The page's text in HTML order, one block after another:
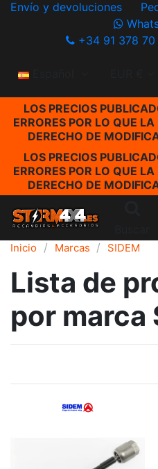
Envío y devoluciones
+34 91 378 70
Español
LOS PRECIOS
ERRORES POR LO QUE
DERECHO DE
LOS PRECIOS
ERRORES POR LO QUE
DERECHO DE
Inicio Marcas SIDEM
Lista de
por marca